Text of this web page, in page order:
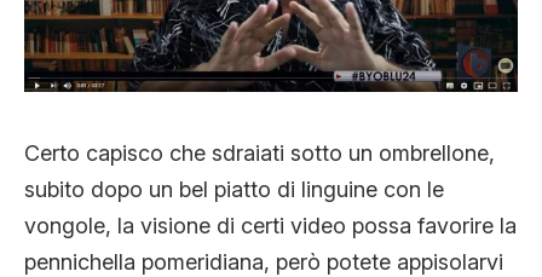
Certo capisco che sdraiati sotto un ombrellone,
subito dopo un bel piatto di linguine con le
vongole, la visione di certi video possa favorire la
pennichella pomeridiana, però potete appisolarvi